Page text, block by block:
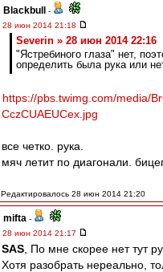
Blackbull
-
28 июн 2014 21:18
Severin » 28 июн 2014 22:16
"Ястребиного глаза" нет,
определить была рука или
https://pbs.twimg.com/media/
CczCUAEUCex.jpg
все четко. рука.
мяч летит по диагонали.
Редактировалось 28 июн 2014 21:20
mifta -
28 июн 2014 21:17
SAS , По мне скорее нет тут
Хотя разобрать нереально,